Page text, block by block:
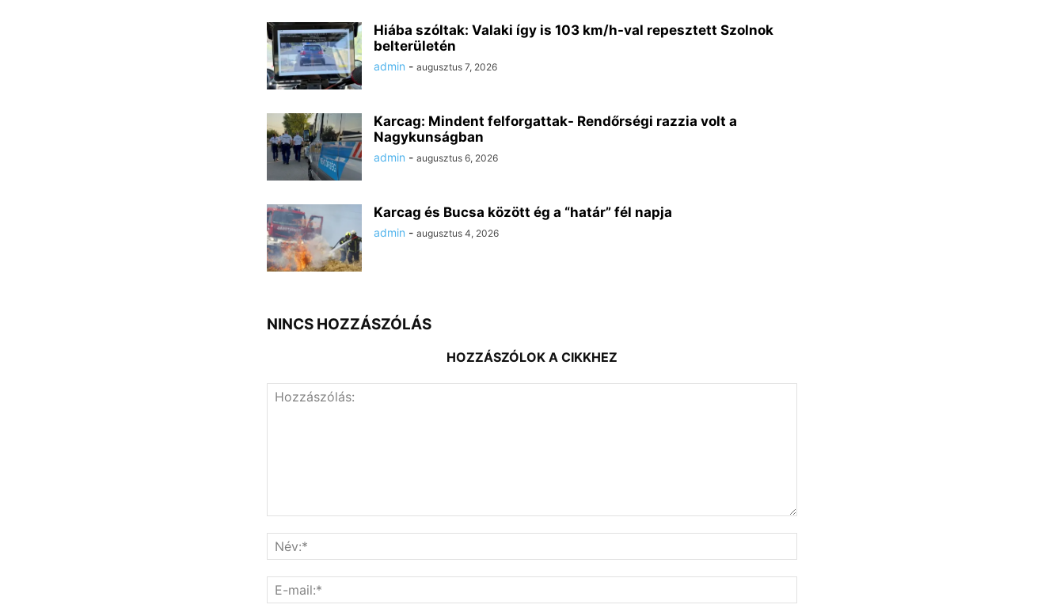
Hiába szóltak: Valaki így is 103 km/h-val repesztett Szolnok
belterületén
admin - augusztus 7, 2026
Karcag: Mindent felforgattak- Rendőrségi razzia volt a
Nagykunságban
admin - augusztus 6, 2026
Karcag és Bucsa között ég a “határ” fél napja
admin - augusztus 4, 2026
NINCS HOZZÁSZÓLÁS
HOZZÁSZÓLOK A CIKKHEZ